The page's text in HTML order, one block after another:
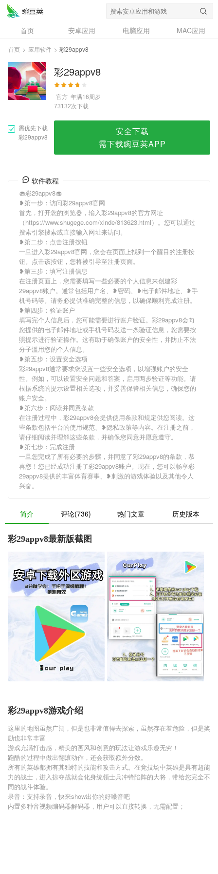
首页 安卓应用 电脑应用
MAC应用
资讯
专题
问答
首页 > 应用软件 > 彩29appv8
彩29appv8
官方 年满16周岁
73132次下载
需优先下载
彩29appv8
安全下载
需下载豌豆荚APP
软件教程
🧁彩29appv8🧁
❥第一步：访问彩29appv8官网
首先，打开您的浏览器，输入彩29appv8的官方网址
（https://www.shugege.com/xinde/813623.html）。您可以通过
搜索引擎搜索或直接输入网址来访问。
❥第二步：点击注册按钮
一旦进入彩29appv8官网，您会在页面上找到一个醒目的注册按
钮。点击该按钮，您将被引导至注册页面。
❥第三步：填写注册信息
在注册页面上，您需要填写一些必要的个人信息来创建彩
29appv8账户。通常包括用户名、❥密码、❥电子邮件地址、❥手
机号码等。请务必提供准确完整的信息，以确保顺利完成注册。
❥第四步：验证账户
填写完个人信息后，您可能需要进行账户验证。彩29appv8会向
您提供的电子邮件地址或手机号码发送一条验证信息，您需要按
照提示进行验证操作。这有助于确保账户的安全性，并防止不法
分子滥用您的个人信息。
❥第五步：设置安全选项
彩29appv8通常要求您设置一些安全选项，以增强账户的安全
性。例如，可以设置安全问题和答案，启用两步验证等功能。请
根据系统的提示设置相关选项，并妥善保管相关信息，确保您的
账户安全。
❥第六步：阅读并同意条款
在注册过程中，彩29appv8会提供使用条款和规定供您阅读。这
些条款包括平台的使用规范、❥隐私政策等内容。在注册之前，
请仔细阅读并理解这些条款，并确保您同意并愿意遵守。
❥第七步：完成注册
一旦您完成了所有必要的步骤，并同意了彩29appv8的条款，恭
喜您！您已经成功注册了彩29appv8账户。现在，您可以畅享彩
29appv8提供的丰富体育赛事、❥刺激的游戏体验以及其他令人
兴奋。
简介 评论(736) 热门文章 历史版本
彩29appv8最新版截图
彩29appv8游戏介绍
这里的地图虽然广阔，但是也非常值得去探索，虽然存在着危险，但是奖
励也非常丰富
游戏充满打击感，精美的画风和创意的玩法让游戏乐趣无穷！
跑酷的过程中做出翻滚动作，还会获取额外分数。
所有的英雄都拥有其独特的技能和攻击方式。在竞技场中英雄是具有超能
力的战士，进入掠夺战就会化身统领士兵冲锋陷阵的大将，带给您完全不
同的战斗体验。
录音：支持录音，快来show出你的好嗓音吧
内置多种音视频编码器解码器，用户可以直接转换，无需配置；